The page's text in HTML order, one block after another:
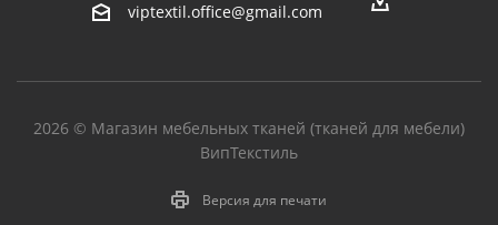
viptextil.office@gmail.com
2026 © Магазин мебельных тканей (тканей для мебели)
ВипТекстиль
Версия для печати